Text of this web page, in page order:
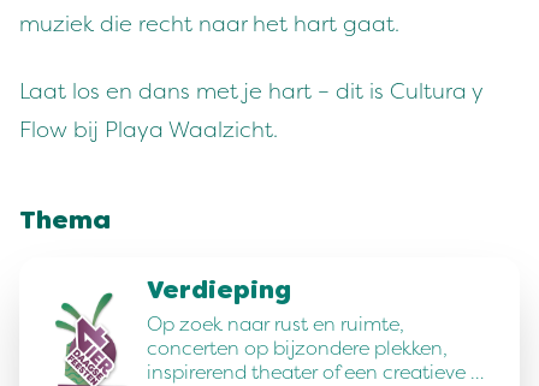
muziek die recht naar het hart gaat.
Laat los en dans met je hart – dit is Cultura y
Flow bij Playa Waalzicht.
Thema
Verdieping
Op zoek naar rust en ruimte,
concerten op bijzondere plekken,
inspirerend theater of een creatieve …